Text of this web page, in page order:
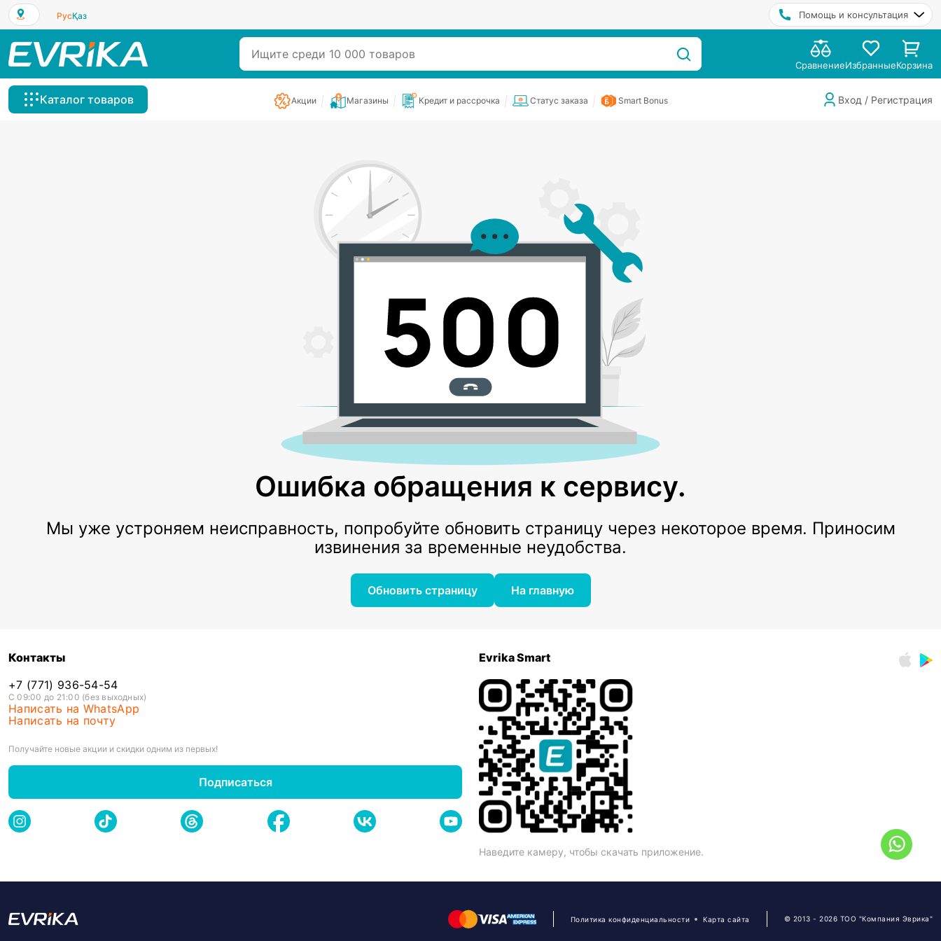
РусҚаз Помощь и консультация
СравнениеИзбранныеКорзина
Каталог товаров Акции Магазины Кредит и рассрочка Статус заказа Smart Bonus Вход / Регистрация
Ошибка обращения к сервису.
Мы уже устроняем неисправность, попробуйте обновить страницу через некоторое время. Приносим
извинения за временные неудобства.
Обновить страницу На главную
Контакты
+7 (771) 936-54-54
С 09:00 до 21:00 (без выходных)
Написать на WhatsApp
Написать на почту
Получайте новые акции и скидки одним из первых!
Подписаться
Evrika Smart
Наведите камеру, чтобы скачать приложение.
Политика конфиденциальности Карта сайта © 2013 - 2026 ТОО "Компания Эврика"